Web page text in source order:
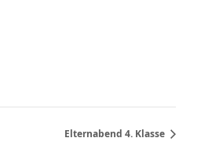
Elternabend 4. Klasse